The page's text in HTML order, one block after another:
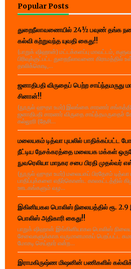
Popular Posts
துறைநீலாவணையில் 24½ பவுண் தங்க
கல்வி கற்றுவந்த யுவதி கைது!!
(பாறுக் ஷிஹான்) மட்டக்களப்பு மாவட்டம்,
பிரிவுக்குட்பட்ட துறைநீலாவணை கிராமத்தில்
தாலிக்கொடி,...
ஜனாதிபதி விருதைப் பெற்ற
சினான்!!
(நூருல் ஹுதா உமர்) இலங்கை சாரணர்
ஜனாதிபதி சாரணர் விருதை சாய்ந்தமருதைச்
கல்லூரி (தேசி...
மலையகம் டித்வா புயலில் பாதிக்கப்பட்ட
நீட்டிய நேசக்கரத்தை மலையக மக்கள்
நுவரெலியா மாநகர சபை பிரதி முதல்வர்
(நூருல் ஹுதா உமர்) மலையகப் பிரதேசம் டித்வா
பாதிப்புக்களை எதிர்கொண்ட காலகட்டத்தில்
ஊடகங்களும் வழ...
இகினியகல பொலிஸ் நிலையத்தில் ரூ.
பொலிஸ் அதிகாரி கைது!!
பாறுக் ஷிஹான் இங்கினியாகல பொலிஸ்
சேவைகளுக்காக வருமானமாகப் பெறப்பட்ட
மோசடி செய்தார் என்ற...
இராமகிருஷ்ண மிஷனின் பணிகளில்